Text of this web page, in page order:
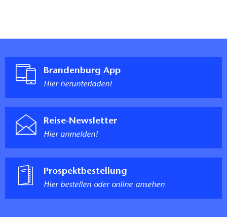
Brandenburg App
Hier herunterladen!
Reise-Newsletter
Hier anmelden!
Prospektbestellung
Hier bestellen oder online ansehen